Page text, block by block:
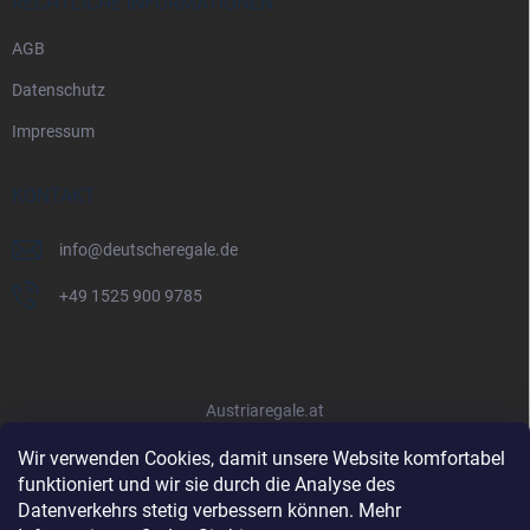
Wir verwenden Cookies, damit unsere Website komfortabel
funktioniert und wir sie durch die Analyse des
Datenverkehrs stetig verbessern können. Mehr
AGB
Datenschutz
Impressum
KONTAKT
info@deutscheregale.de
+49 1525 900 9785
Austriaregale.at